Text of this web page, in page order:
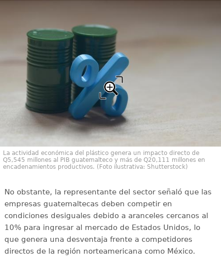
La actividad económica del plástico genera un impacto directo de
Q5,545 millones al PIB guatemalteco y más de Q20,111 millones en
encadenamientos productivos. (Foto ilustrativa: Shutterstock)
No obstante, la representante del sector señaló que las
empresas guatemaltecas deben competir en
condiciones desiguales debido a aranceles cercanos al
10% para ingresar al mercado de Estados Unidos, lo
que genera una desventaja frente a competidores
directos de la región norteamericana como México.